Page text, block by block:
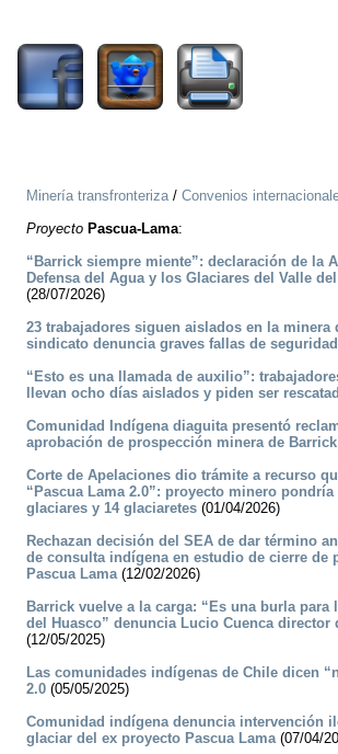
Minería transfronteriza/ Convenios
Proyecto Pascua-Lama:
“Barrick siempre miente”: declaración de la
Defensa del Agua y los Glaciares del Valle
(28/07/2026)
23 trabajadores siguen aislados en la minera
sindicato denuncia graves fallas de seguridad
“Esto es una llamada de auxilio”:
llevan ocho días aislados y piden ser
Comunidad Indígena diaguita presentó
aprobación de prospección minera de
Corte de Apelaciones dio trámite a recurso
“Pascua Lama 2.0”: proyecto minero
glaciares y 14 glaciaretes (01/04/2026)
Rechazan decisión del SEA de dar término
de consulta indígena en estudio de cierre de
Pascua Lama(12/02/2026)
Barrick vuelve a la carga: “Es una burla para
del Huasco” denuncia Lucio Cuenca director
(12/05/2025)
Las comunidades indígenas de Chile dicen
2.0 (05/05/2025)
Comunidad indígena denuncia intervención
glaciar del ex proyecto Pascua Lama(07/04/